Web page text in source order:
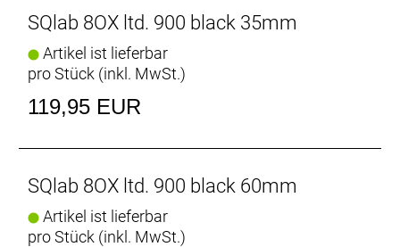
SQlab 8OX ltd. 900 black 35mm
Artikel ist lieferbar
pro Stück (inkl. MwSt.)
119,95 EUR
SQlab 8OX ltd. 900 black 60mm
Artikel ist lieferbar
pro Stück (inkl. MwSt.)